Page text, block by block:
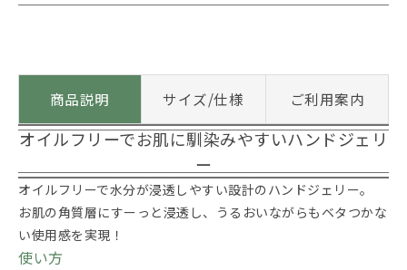
商品説明 サイズ/仕様 ご利用案内
オイルフリーでお肌に馴染みやすいハンドジェリ
ー
オイルフリーで水分が浸透しやすい設計のハンドジェリー。
お肌の角質層にすーっと浸透し、うるおいながらもベタつかな
い使用感を実現！
使い方